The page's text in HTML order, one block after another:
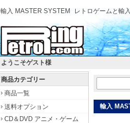
輸入 MASTER SYSTEM レトロゲームと輸
ようこそゲスト様
商品カテゴリー
商品一覧
送料オプション
CD＆DVD アニメ・ゲーム
輸入